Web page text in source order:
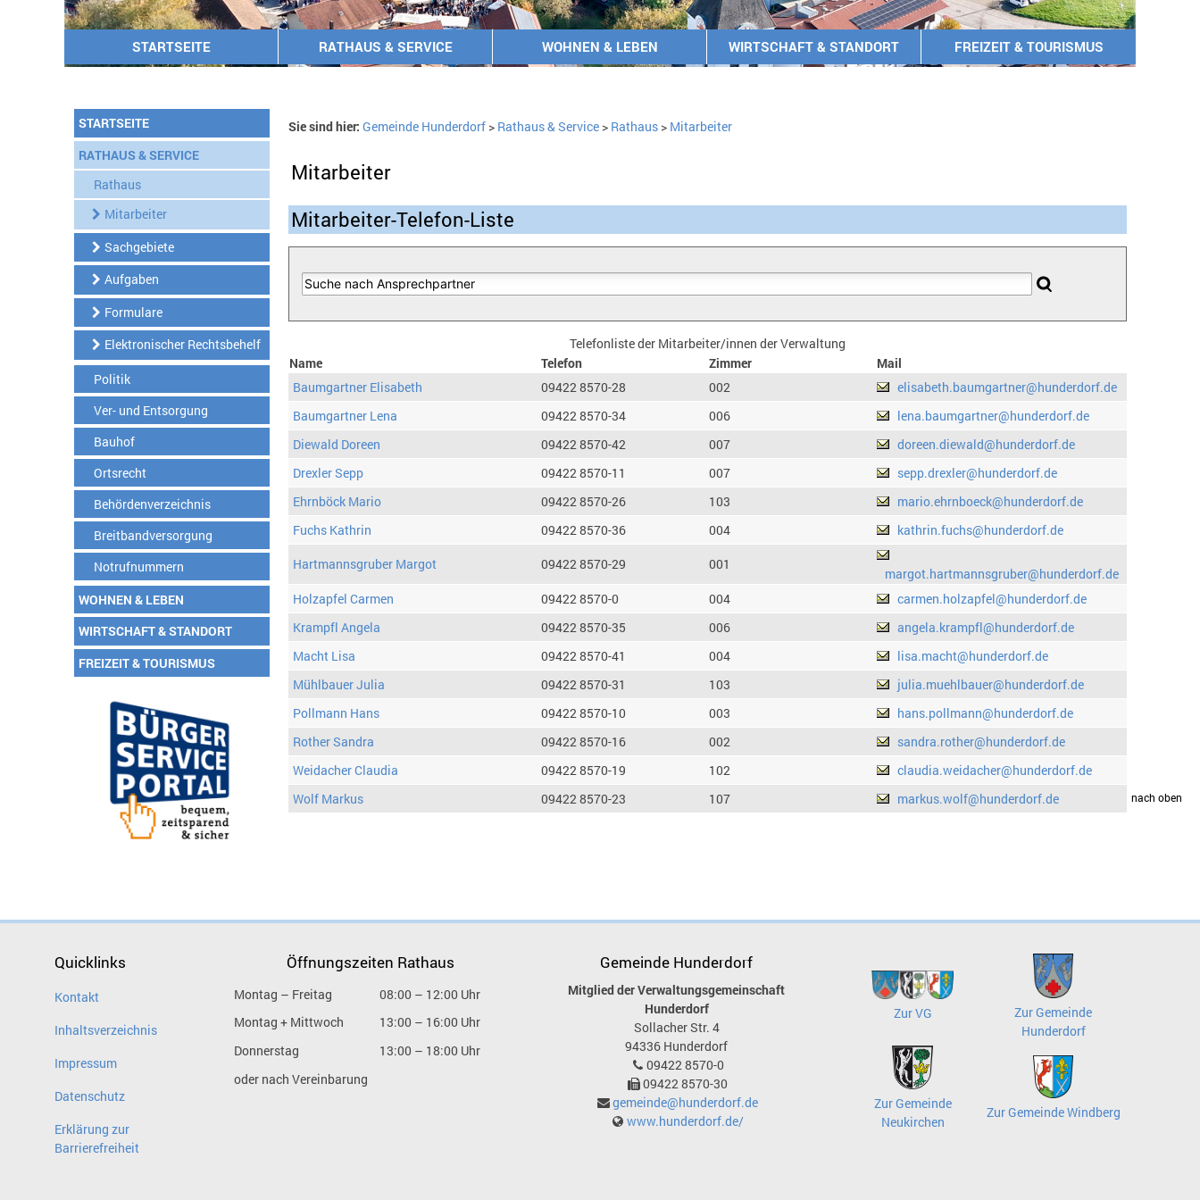
STARTSEITE RATHAUS & SERVICE WOHNEN & LEBEN WIRTSCHAFT & STANDORT FREIZEIT & TOURISMUS
STARTSEITE
RATHAUS & SERVICE
Rathaus
Mitarbeiter
Sachgebiete
Aufgaben
Formulare
Elektronischer Rechtsbehelf
Politik
Ver- und Entsorgung
Bauhof
Ortsrecht
Behördenverzeichnis
Breitbandversorgung
Notrufnummern
WOHNEN & LEBEN
WIRTSCHAFT & STANDORT
FREIZEIT & TOURISMUS
Sie sind hier: Gemeinde Hunderdorf> Rathaus & Service> Rathaus> Mitarbeiter
Mitarbeiter
Mitarbeiter-Telefon-Liste
Telefonliste der Mitarbeiter/innen der Verwaltung
Name
Telefon Zimmer
Mail
Baumgartner Elisabeth
09422 8570-28 002
elisabeth.baumgartner@hunderdorf.de
Baumgartner Lena
09422 8570-34 006
lena.baumgartner@hunderdorf.de
Diewald Doreen
09422 8570-42 007
doreen.diewald@hunderdorf.de
Drexler Sepp
09422 8570-11 007
sepp.drexler@hunderdorf.de
Ehrnböck Mario
09422 8570-26 103
mario.ehrnboeck@hunderdorf.de
Fuchs Kathrin
09422 8570-36 004
kathrin.fuchs@hunderdorf.de
Hartmannsgruber Margot
09422 8570-29 001
margot.hartmannsgruber@hunderdorf.de
Holzapfel Carmen
09422 8570-0 004
carmen.holzapfel@hunderdorf.de
Krampfl Angela
09422 8570-35 006
angela.krampfl@hunderdorf.de
Macht Lisa
09422 8570-41 004
lisa.macht@hunderdorf.de
Mühlbauer Julia
09422 8570-31 103
julia.muehlbauer@hunderdorf.de
Pollmann Hans
09422 8570-10 003
hans.pollmann@hunderdorf.de
Rother Sandra
09422 8570-16 002
sandra.rother@hunderdorf.de
Weidacher Claudia
09422 8570-19 102
claudia.weidacher@hunderdorf.de
Wolf Markus
09422 8570-23 107 markus.wolf@hunderdorf.dedrucken nach oben
Quicklinks
Kontakt
Inhaltsverzeichnis
Impressum
Datenschutz
Erklärung zur
Barrierefreiheit
Öffnungszeiten Rathaus
Montag – Freitag
08:00 – 12:00 Uhr
Montag + Mittwoch
13:00 – 16:00 Uhr
Donnerstag
13:00 – 18:00 Uhr
oder nach Vereinbarung
Gemeinde Hunderdorf
Mitglied der Verwaltungsgemeinschaft
Hunderdorf
Sollacher Str. 4
94336 Hunderdorf
09422 8570-0
09422 8570-30
gemeinde@hunderdorf.de
www.hunderdorf.de/
Zur VG
Zur Gemeinde
Hunderdorf
Zur Gemeinde
Neukirchen
Zur Gemeinde Windberg